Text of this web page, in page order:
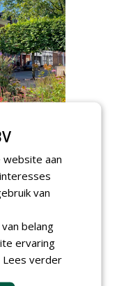
aan
van
belang
ervaring
Lees verder